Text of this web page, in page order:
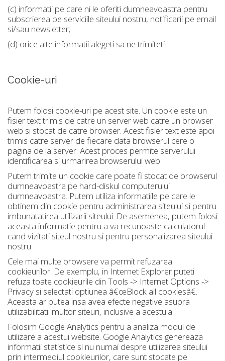
(c) informatii pe care ni le oferiti dumneavoastra pentru
subscrierea pe serviciile siteului nostru, notificarii pe email
si/sau newsletter;
(d) orice alte informatii alegeti sa ne trimiteti.
Cookie-uri
Putem folosi cookie-uri pe acest site. Un cookie este un
fisier text trimis de catre un server web catre un browser
web si stocat de catre browser. Acest fisier text este apoi
trimis catre server de fiecare data browserul cere o
pagina de la server. Acest proces permite serverului
identificarea si urmarirea browserului web.
Putem trimite un cookie care poate fi stocat de browserul
dumneavoastra pe hard-diskul computerului
dumneavoastra. Putem utiliza informatiile pe care le
obtinem din cookie pentru administrarea siteului si pentru
imbunatatirea utilizarii siteului. De asemenea, putem folosi
aceasta informatie pentru a va recunoaste calculatorul
cand vizitati siteul nostru si pentru personalizarea siteului
nostru.
Cele mai multe browsere va permit refuzarea
cookieurilor. De exemplu, in Internet Explorer puteti
refuza toate cookieurile din Tools -> Internet Options ->
Privacy si selectati optiunea â€œBlock all cookiesâ€.
Aceasta ar putea insa avea efecte negative asupra
utilizabilitatii multor siteuri, inclusive a acestuia.
Folosim Google Analytics pentru a analiza modul de
utilizare a acestui website. Google Analytics genereaza
informatii statistice si nu numai despre utilizarea siteului
prin intermediul cookieurilor, care sunt stocate pe